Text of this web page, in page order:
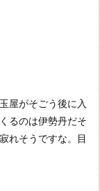
玉屋がそごう後に入
るのは伊勢丹だそ
れそうですな。
目